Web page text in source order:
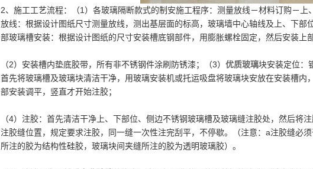
2、施工工艺流程：（1）各玻璃隔断款式的制安施工程序：测量放线－材料订购－
放线：根据设计图纸尺寸测量放线，测出基层面的标高，玻璃墙中心轴线及上、下部
部玻璃槽安装：根据设计图纸的尺寸安装槽底钢部件，用膨胀螺栓固定，然后安装上
（2）安装槽内垫底胶带，所有非不锈钢件涂刷防锈漆；（3） 优质玻璃块安装定位：
首先将玻璃槽及玻璃块清洁干净，用玻璃安装机或托运吸盘将玻璃块安放在安装槽内
部安装调平，竖直才开始注胶；
（4）注胶：首先清洁干净上、下部位、侧边不锈钢玻璃槽及玻璃缝注胶处，然后将
注胶缝位置，规定要求注胶，同一缝一次性注完刮平，不停歇。（注意：a注胶缝必
所注的胶为结构性硅胶，玻璃块间夹缝所注的胶为透明玻璃胶）。